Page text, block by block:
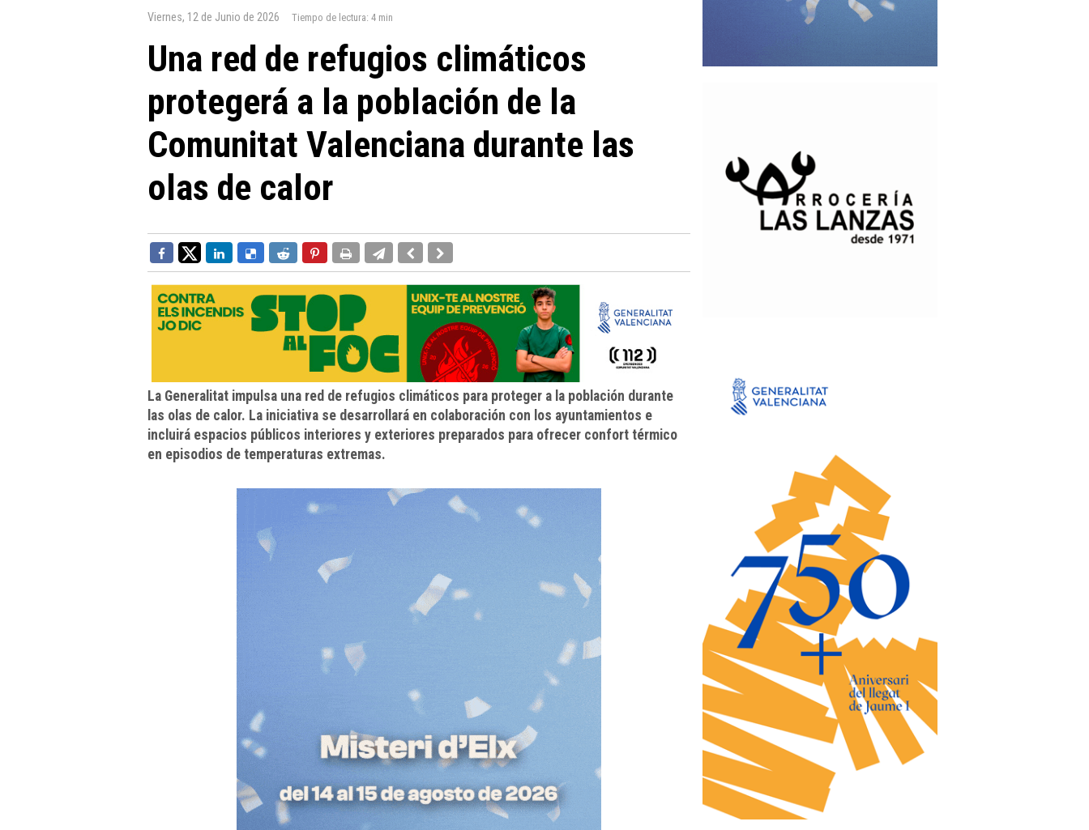
Viernes, 12 de Junio de 2026 Tiempo de lectura: 4 min
Una red de refugios climáticos
protegerá a la población de la
Comunitat Valenciana durante las
olas de calor
La Generalitat impulsa una red de refugios climáticos para proteger a la población durante
las olas de calor. La iniciativa se desarrollará en colaboración con los ayuntamientos e
incluirá espacios públicos interiores y exteriores preparados para ofrecer confort térmico
en episodios de temperaturas extremas.